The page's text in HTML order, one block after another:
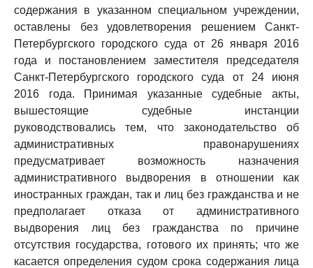
содержания в указанном специальном учреждении,
оставлены без удовлетворения решением Санкт-
Петербургского городского суда от 26 января 2016
года и постановлением заместителя председателя
Санкт-Петербургского городского суда от 24 июня
2016 года. Принимая указанные судебные акты,
вышестоящие судебные инстанции
руководствовались тем, что законодательство об
административных правонарушениях
предусматривает возможность назначения
административного выдворения в отношении как
иностранных граждан, так и лиц без гражданства и не
предполагает отказа от административного
выдворения лиц без гражданства по причине
отсутствия государства, готового их принять; что же
касается определения судом срока содержания лица